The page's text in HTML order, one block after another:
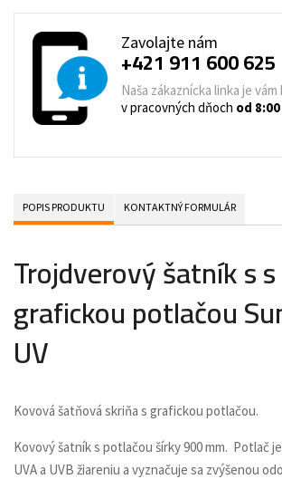
Zavolajte nám
+421 911 600 625
Naša zákaznícka linka je
v pracovných dňoch od
POPIS PRODUKTU KONTAKTNÝ FORMULÁR
Trojdverový šatník s s
grafickou potlačou
UV
Kovová šatňová skriňa s grafickou potlačou.
Kovový šatník s potlačou šírky 900 mm. Potlač
UVA a UVB žiareniu a vyznačuje sa zvýšenou